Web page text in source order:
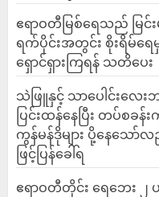
ဧရာဝတီမြစ်ရေသည် မြင်
ရက်ပိုင်းအတွင်း စိုးရိမ်ရ
ရှောင်ရှားကြရန် သတိပေး
သဲဖြူနှင့် သာပေါင်းလ
ပြင်းထန်‌နေပြီး တပ်စခ
ကွန်မန်ဒိုများ ပို့နေသော်
ဖြင့်ပြန်ခေါ်ရ
ဧရာဝတီတိုင်း ရေဘေး ၂ ပ